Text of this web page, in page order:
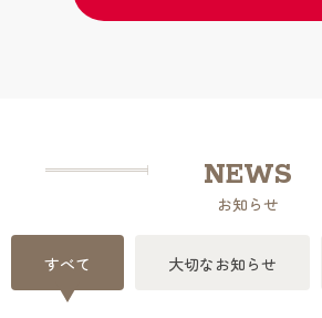
NEWS
お知らせ
すべて 大切なお知らせ